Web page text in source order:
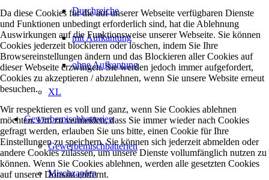
Durchreiche
mit Aufkantung
ohne Aufkantung
XL
Gewerbemischbatterien
Gewerbemischbatterien
Mischzapfen
Da diese Cookies für die auf unserer Webseite verfügbaren Dienste
und Funktionen unbedingt erforderlich sind, hat die Ablehnung
Auswirkungen auf die Funktionsweise unserer Webseite. Sie können
Cookies jederzeit blockieren oder löschen, indem Sie Ihre
Browsereinstellungen ändern und das Blockieren aller Cookies auf
dieser Webseite erzwingen. Sie werden jedoch immer aufgefordert,
Cookies zu akzeptieren / abzulehnen, wenn Sie unsere Website erneut
besuchen.
Wir respektieren es voll und ganz, wenn Sie Cookies ablehnen
möchten. Um zu vermeiden, dass Sie immer wieder nach Cookies
gefragt werden, erlauben Sie uns bitte, einen Cookie für Ihre
Einstellungen zu speichern. Sie können sich jederzeit abmelden oder
andere Cookies zulassen, um unsere Dienste vollumfänglich nutzen zu
können. Wenn Sie Cookies ablehnen, werden alle gesetzten Cookies
auf unserer Domain entfernt.